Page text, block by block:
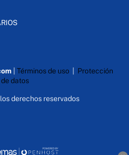
Términos de uso| Protección
de datos
derechos reservados